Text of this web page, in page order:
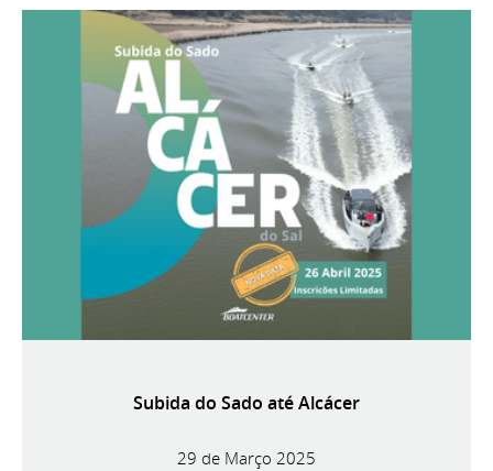
Subida do Sado até Alcácer
29 de Março 2025